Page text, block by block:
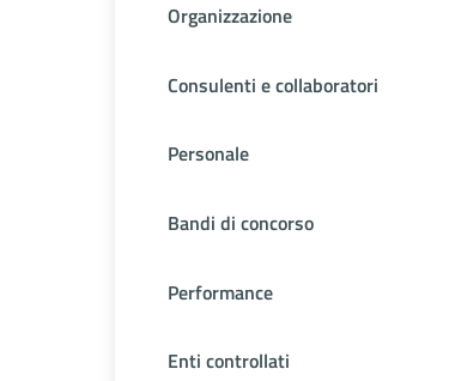
Organizzazione
Consulenti e collaboratori
Personale
Bandi di concorso
Performance
Enti controllati